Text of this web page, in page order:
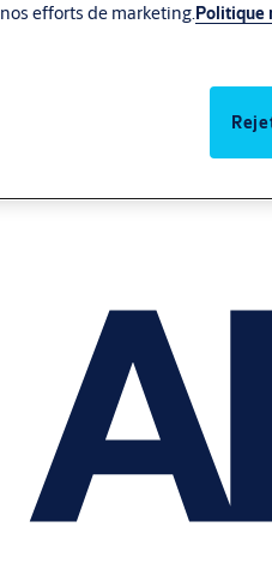
efforts de marketing.Politique